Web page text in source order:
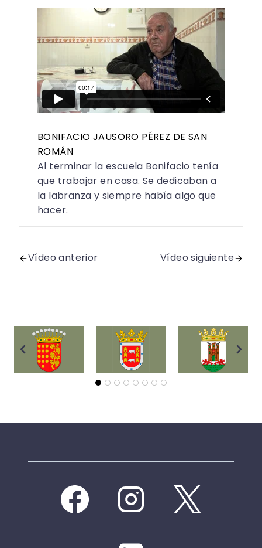
BONIFACIO JAUSORO PÉREZ DE SAN
ROMÁN
Al terminar la escuela Bonifacio tenía
que trabajar en casa. Se dedicaban a
la labranza y siempre había algo que
hacer.
Vídeo anterior Vídeo siguiente